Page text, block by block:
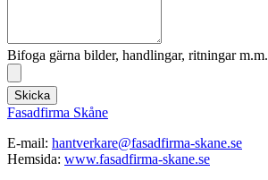
Bifoga gärna bilder, handlingar, ritningar m.m.
Skicka
Fasadfirma Skåne
E-mail: hantverkare@fasadfirma-skane.se
Hemsida: www.fasadfirma-skane.se